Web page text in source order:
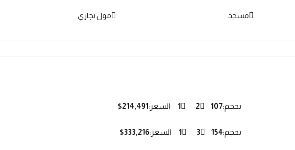
مسجد مول تجاري
بحجم:107
2
1 السعر:$214,491
بحجم:154
3
1 السعر:$333,216